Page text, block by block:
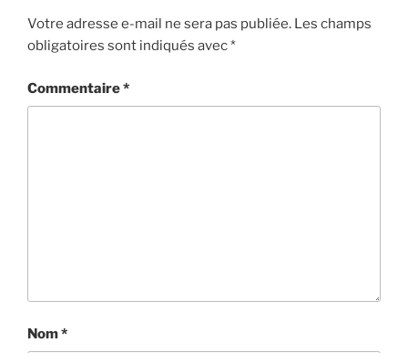
Votre adresse e-mail ne sera pas publiée. Les champs
obligatoires sont indiqués avec*
Commentaire*
Nom*